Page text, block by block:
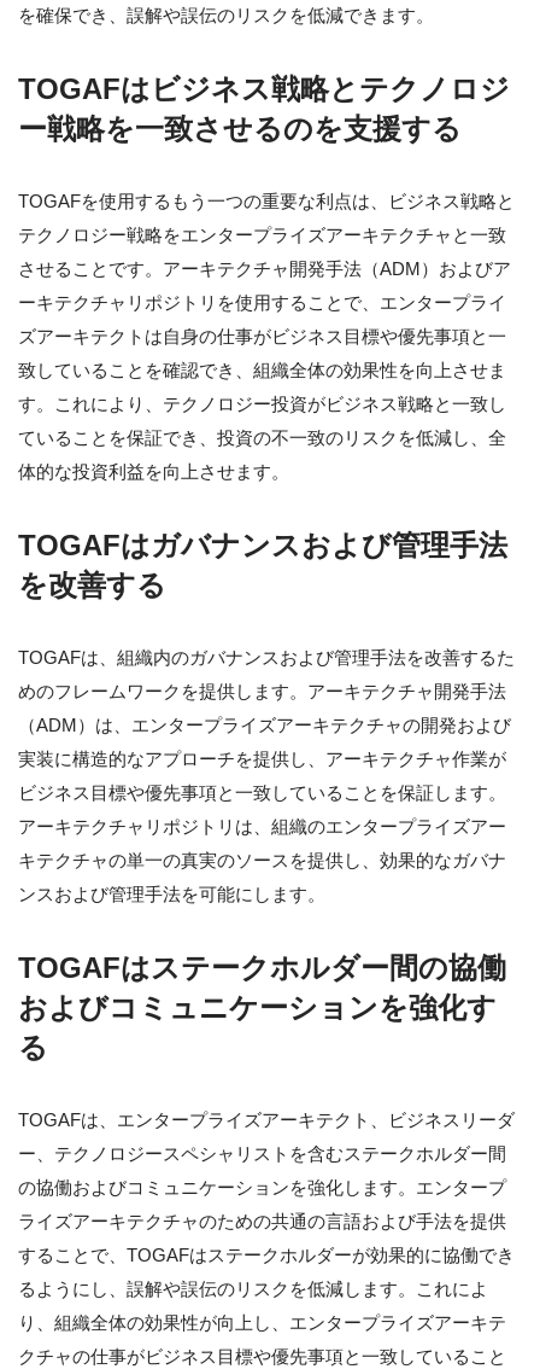
を確保でき、誤解や誤伝のリスクを低減できます。
TOGAFはビジネス戦略とテクノロジ
ー戦略を一致させるのを支援する
TOGAFを使用するもう一つの重要な利点は、ビジネス戦略と
テクノロジー戦略をエンタープライズアーキテクチャと一致
させることです。アーキテクチャ開発手法（ADM）およびア
ーキテクチャリポジトリを使用することで、エンタープライ
ズアーキテクトは自身の仕事がビジネス目標や優先事項と一
致していることを確認でき、組織全体の効果性を向上させま
す。これにより、テクノロジー投資がビジネス戦略と一致し
ていることを保証でき、投資の不一致のリスクを低減し、全
体的な投資利益を向上させます。
TOGAFはガバナンスおよび管理手法
を改善する
TOGAFは、組織内のガバナンスおよび管理手法を改善するた
めのフレームワークを提供します。アーキテクチャ開発手法
（ADM）は、エンタープライズアーキテクチャの開発および
実装に構造的なアプローチを提供し、アーキテクチャ作業が
ビジネス目標や優先事項と一致していることを保証します。
アーキテクチャリポジトリは、組織のエンタープライズアー
キテクチャの単一の真実のソースを提供し、効果的なガバナ
ンスおよび管理手法を可能にします。
TOGAFはステークホルダー間の協働
およびコミュニケーションを強化す
る
TOGAFは、エンタープライズアーキテクト、ビジネスリーダ
ー、テクノロジースペシャリストを含むステークホルダー間
の協働およびコミュニケーションを強化します。エンタープ
ライズアーキテクチャのための共通の言語および手法を提供
することで、TOGAFはステークホルダーが効果的に協働でき
るようにし、誤解や誤伝のリスクを低減します。これによ
り、組織全体の効果性が向上し、エンタープライズアーキテ
クチャの仕事がビジネス目標や優先事項と一致していること